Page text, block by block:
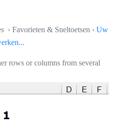
› Favorieten & Sneltoetsen › Uw
rows or columns from several